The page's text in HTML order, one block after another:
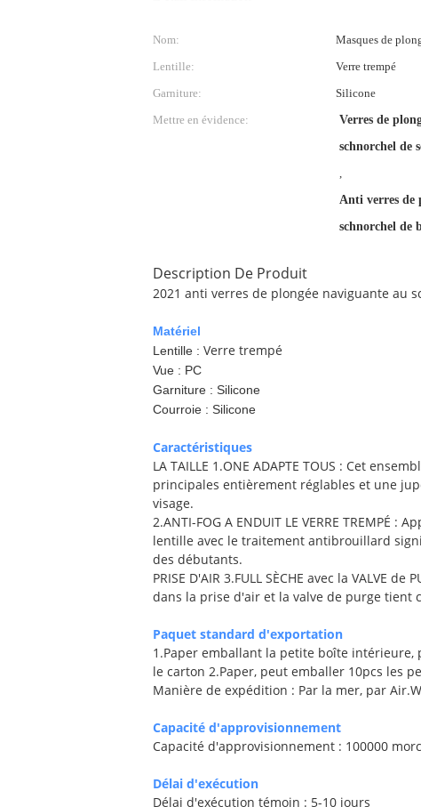
Nom: Masques de
Lentille:
Verre trempé
Garniture:
Silicone
Mettre en évidence:
Verres de
schnorchel de
,
Anti verres de
schnorchel de
Description De Produit
2021 anti verres de plongée naviguante au
Matériel
Lentille : Verre trempé
Vue : PC
Garniture : Silicone
Courroie : Silicone
Caractéristiques
LA TAILLE 1.ONE ADAPTE TOUS : Cet
principales entièrement réglables et une
visage.
2.ANTI-FOG A ENDUIT LE VERRE
lentille avec le traitement antibrouillard
des débutants.
PRISE D'AIR 3.FULL SÈCHE avec la VALVE
dans la prise d'air et la valve de purge tient
Paquet standard d'exportation
1.Paper emballant la petite boîte
le carton 2.Paper, peut emballer 10pcs les
Manière de expédition : Par la mer, par
Capacité d'approvisionnement
Capacité d'approvisionnement : 100000
Délai d'exécution
Délai d'exécution témoin : 5-10 jours